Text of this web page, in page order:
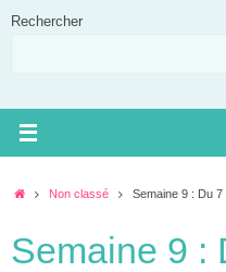
Rechercher
AccueilNon classé Semaine 9 : Du
Semaine 9 :